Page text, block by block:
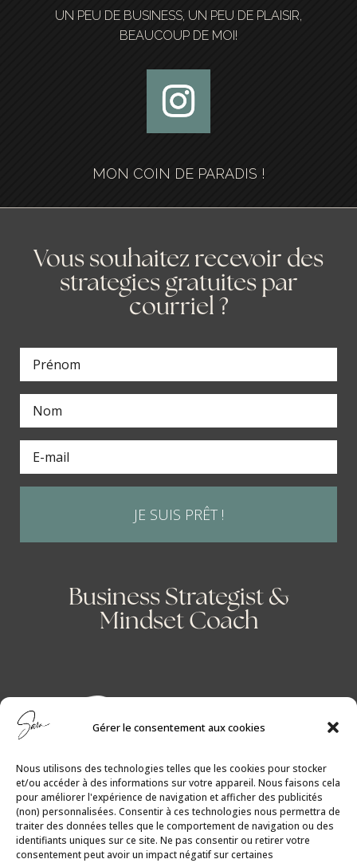
Gérer le consentement aux cookies
Nous utilisons des technologies telles que les cookies pour stocker
et/ou accéder à des informations sur votre appareil. Nous faisons cela
pour améliorer l'expérience de navigation et afficher des publicités
(non) personnalisées. Consentir à ces technologies nous permettra de
traiter des données telles que le comportement de navigation ou des
identifiants uniques sur ce site. Ne pas consentir ou retirer votre
consentement peut avoir un impact négatif sur certaines
UN PEU DE BUSINESS, UN PEU DE PLAISIR,
BEAUCOUP DE MOI!
MON COIN DE PARADIS !
Vous souhaitez recevoir des
strategies gratuites par
courriel ?
JE SUIS PRÊT !
Business Strategist &
Mindset Coach